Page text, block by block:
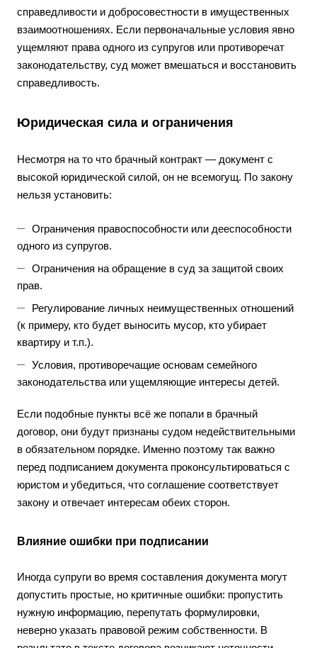
справедливости и добросовестности в имущественных
взаимоотношениях. Если первоначальные условия явно
ущемляют права одного из супругов или противоречат
законодательству, суд может вмешаться и восстановить
справедливость.
Юридическая сила и ограничения
Несмотря на то что брачный контракт — документ с
высокой юридической силой, он не всемогущ. По закону
нельзя установить:
Ограничения правоспособности или дееспособности
одного из супругов.
Ограничения на обращение в суд за защитой своих
прав.
Регулирование личных неимущественных отношений
(к примеру, кто будет выносить мусор, кто убирает
квартиру и т.п.).
Условия, противоречащие основам семейного
законодательства или ущемляющие интересы детей.
Если подобные пункты всё же попали в брачный
договор, они будут признаны судом недействительными
в обязательном порядке. Именно поэтому так важно
перед подписанием документа проконсультироваться с
юристом и убедиться, что соглашение соответствует
закону и отвечает интересам обеих сторон.
Влияние ошибки при подписании
Иногда супруги во время составления документа могут
допустить простые, но критичные ошибки: пропустить
нужную информацию, перепутать формулировки,
неверно указать правовой режим собственности. В